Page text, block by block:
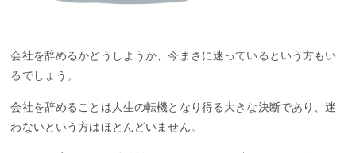
会社を辞めるかどうしようか、今まさに迷っているという方もい
るでしょう。
会社を辞めることは人生の転機となり得る大きな決断であり、迷
わないという方はほとんどいません。